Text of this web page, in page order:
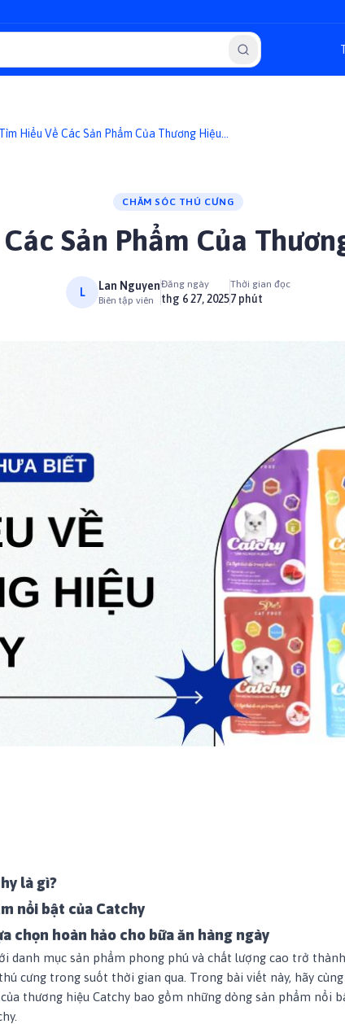
Tìm Hiểu Về Các Sản Phẩm Của Thương Hiệu
CHĂM SÓC THÚ CƯNG
Sản Phẩm Của
L Lan Nguyen
Biên tập viên
Đăng ngày
thg 6 27, 2025
Thời gian đọc
7 phút
là gì?
nổi bật của Catchy
chọn hoàn hảo cho bữa ăn hàng ngày
danh mục sản phẩm phong phú và chất lượng cao trở
cưng trong suốt thời gian qua. Trong bài viết này, hãy cùng
thương hiệu Catchy bao gồm những dòng sản phẩm nổi